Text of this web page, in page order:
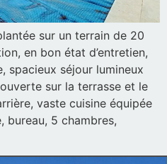
sur un terrain de 20
en bon état d’entretien,
spacieux séjour lumineux
sur la terrasse et le
vaste cuisine équipée
bureau, 5 chambres,